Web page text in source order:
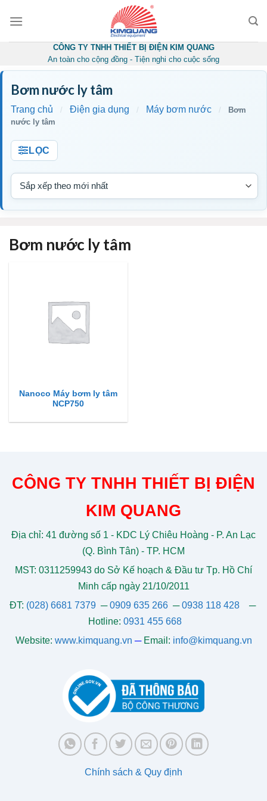
CÔNG TY TNHH THIẾT BỊ ĐIỆN KIM QUANG
An toàn cho cộng đồng - Tiện nghi cho cuộc sống
Bơm nước ly tâm
Trang chủ / Điện gia dụng / Máy bơm nước /
Bơm
nước ly tâm
LỌC
Bơm nước ly tâm
Nanoco Máy bơm ly tâm
NCP750
CÔNG TY TNHH THIẾT BỊ ĐIỆN
KIM QUANG
Địa chỉ: 41 đường số 1 - KDC Lý Chiêu Hoàng - P. An Lạc
(Q. Bình Tân) - TP. HCM
MST: 0311259943 do Sở Kế hoạch & Đầu tư Tp. Hồ Chí
Minh cấp ngày 21/10/2011
ĐT: (028) 6681 7379 ─0909 635 266─0938 118 428─
Hotline: 0931 455 668
Website: www.kimquang.vn ─ Email: info@kimquang.vn
Chính sách & Quy định